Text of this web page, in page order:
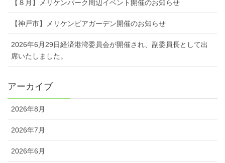
【８月】メリケンパーク周辺イベント開催のお知らせ
【神戸市】メリケンビアガーデン開催のお知らせ
2026年6月29日経済港湾委員会が開催され、副委員長として出
席いたしました。
アーカイブ
2026年8月
2026年7月
2026年6月